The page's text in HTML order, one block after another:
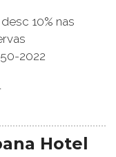
10% nas
2022
Hotel